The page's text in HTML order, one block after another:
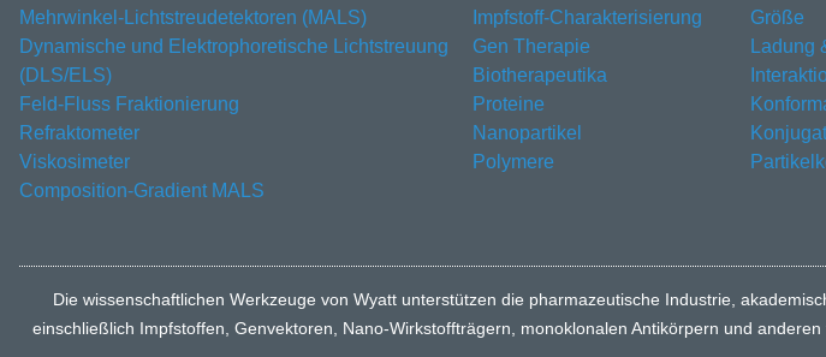
Mehrwinkel-Lichtstreudetektoren (MALS)
Dynamische und Elektrophoretische Lichtstreuung
(DLS/ELS)
Feld-Fluss Fraktionierung
Refraktometer
Viskosimeter
Composition-Gradient MALS
Impfstoff-Charakterisierung
Gen Therapie
Biotherapeutika
Proteine
Nanopartikel
Polymere
Größe
Ladung
Die wissenschaftlichen Werkzeuge von Wyatt unterstützen die pharmazeutische Industrie,
einschließlich Impfstoffen, Genvektoren, Nano-Wirkstoffträgern, monoklonalen Antikörpern und